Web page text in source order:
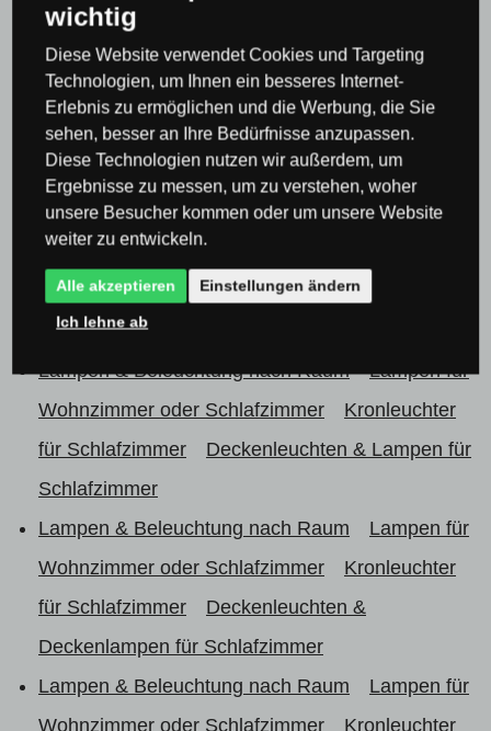
Deckenaufbauleuchten
Deckenleuchten & Deckenlampen
Aufbauleuchten & Lampen
Lampen & Beleuchtung nach Raum
Lampen für
Wohnzimmer oder Schlafzimmer
Lampen & Beleuchtung nach Raum
Lampen für
Wohnzimmer oder Schlafzimmer
für Schlafzimmer
Moderne Kronleuchter für das
Schlafzimmer
Lampen & Beleuchtung nach Raum
Lampen für
Wohnzimmer oder Schlafzimmer
Kronleuchter
für Schlafzimmer
Deckenleuchten & Lampen für
Schlafzimmer
Lampen & Beleuchtung nach Raum
Lampen für
Wohnzimmer oder Schlafzimmer
Kronleuchter
für Schlafzimmer
Deckenleuchten &
Deckenlampen für Schlafzimmer
Lampen & Beleuchtung nach Raum
Lampen für
Wohnzimmer oder Schlafzimmer
Kronleuchter
wichtig
Diese Website verwendet Cookies und Targeting
Technologien, um Ihnen ein besseres Internet-
Erlebnis zu ermöglichen und die Werbung, die Sie
sehen, besser an Ihre Bedürfnisse anzupassen.
Diese Technologien nutzen wir außerdem, um
Ergebnisse zu messen, um zu verstehen, woher
unsere Besucher kommen oder um unsere Website
weiter zu entwickeln.
Alle akzeptieren Einstellungen ändern
Ich lehne ab